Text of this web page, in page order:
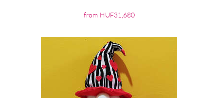
from HUF31,680